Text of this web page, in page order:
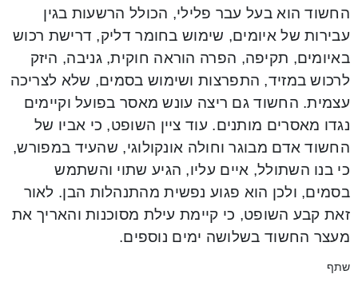
החשוד הוא בעל עבר פלילי, הכולל הרשעות בגין
עבירות של איומים, שימוש בחומר דליק, דרישת רכוש
באיומים, תקיפה, הפרה הוראה חוקית, גניבה, היזק
לרכוש במזיד, התפרצות ושימוש בסמים, שלא לצריכה
עצמית. החשוד גם ריצה עונש מאסר בפועל וקיימים
נגדו מאסרים מותנים. עוד ציין השופט, כי אביו של
החשוד אדם מבוגר וחולה אונקולוגי, שהעיד במפורש,
כי בנו השתולל, איים עליו, הגיע שתוי והשתמש
בסמים, ולכן הוא פגוע נפשית מהתנהלות הבן. לאור
זאת קבע השופט, כי קיימת עילת מסוכנות והאריך את
מעצר החשוד בשלושה ימים נוספים.
שתף